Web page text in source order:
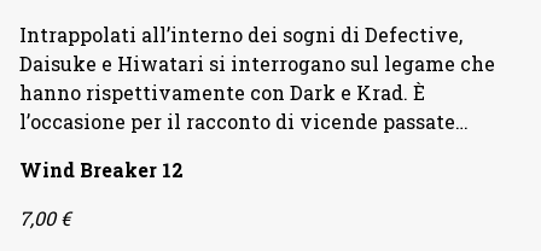
Intrappolati all’interno dei sogni di Defective,
Daisuke e Hiwatari si interrogano sul legame che
hanno rispettivamente con Dark e Krad. È
l’occasione per il racconto di vicende passate…
Wind Breaker 12
7,00 €